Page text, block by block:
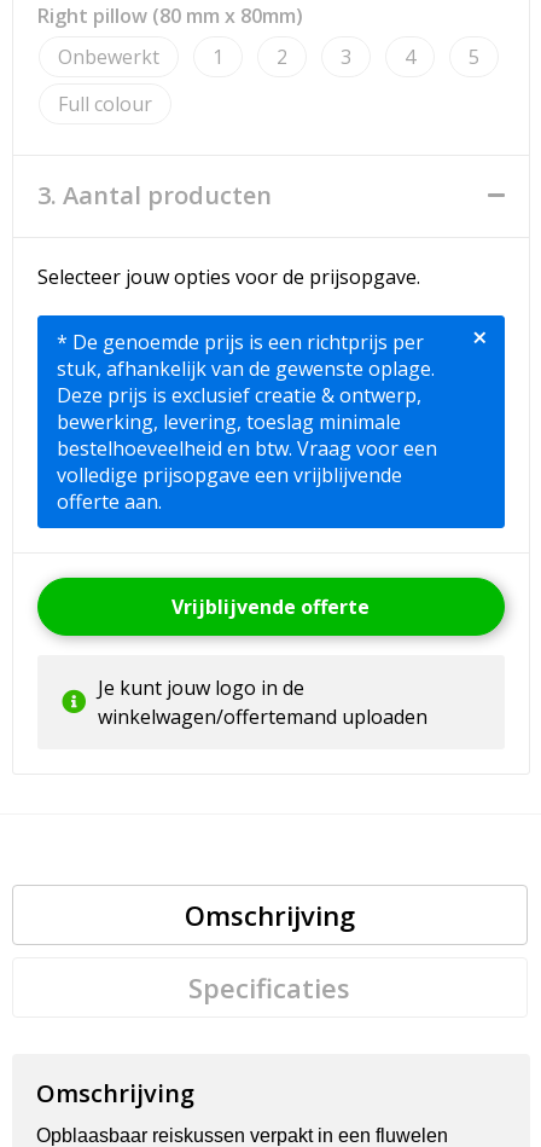
Right pillow (80 mm x 80mm)
Onbewerkt
1 2 3 4
5
Full colour
3. Aantal producten
Selecteer jouw opties voor de prijsopgave.
* De genoemde prijs is een richtprijs per
stuk, afhankelijk van de gewenste oplage.
Deze prijs is exclusief creatie & ontwerp,
bewerking, levering, toeslag minimale
bestelhoeveelheid en btw. Vraag voor een
volledige prijsopgave een vrijblijvende
offerte aan.
×
Vrijblijvende offerte
Je kunt jouw logo in de
winkelwagen/offertemand uploaden
Omschrijving
Specificaties
Omschrijving
Opblaasbaar reiskussen verpakt in een fluwelen